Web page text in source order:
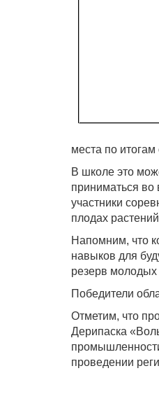
места по
В школе это
приниматься во
участники
плодах
Напомним, что
навыков для
резерв
Победители
Отметим, что
Дерипаска
проведении